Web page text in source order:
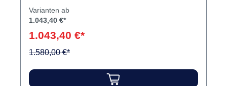
Labor-MikromotorMikroprozessor-
U/min. (Fußgerät: 40.000 U/min.)Drehmoment:
8,7 Ncm (Torque-Handstück) bzw. 6,0 Ncm
DrehzahlanzeigePatentierter
Varianten ab
1.043,40 €*
1.043,40 €*
1.580,00 €*